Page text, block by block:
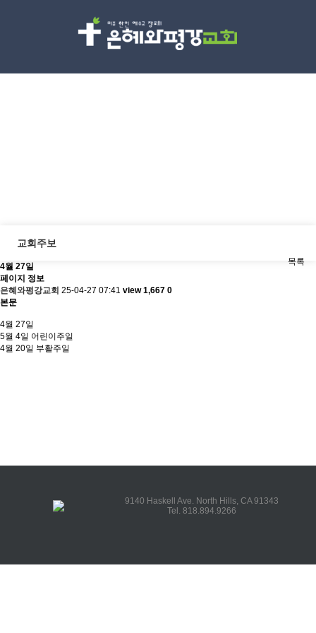
교회주보
목록
4월 27일
페이지 정보
은혜와평강교회 25-04-27 07:41 view 1,667 0
본문
4월 27일
5월 4일 어린이주일
4월 20일 부활주일
9140 Haskell Ave. North Hills, CA 91343
Tel. 818.894.9266